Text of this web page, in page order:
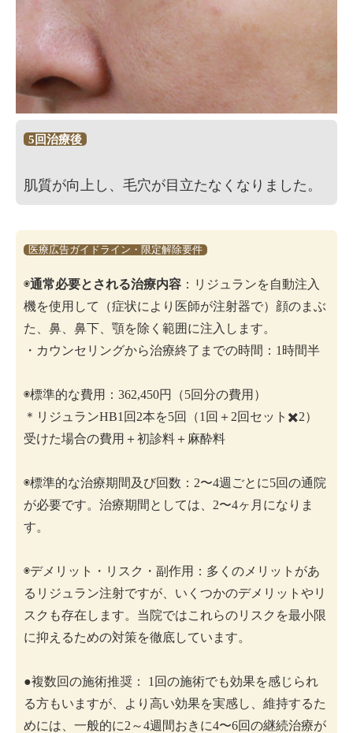
5回治療後
肌質が向上し、毛穴が目立たなくなりました。
医療広告ガイドライン・限定解除要件
◉通常必要とされる治療内容 ：リジュランを自動注入
機を使用して（症状により医師が注射器で）顔のまぶ
た、鼻、鼻下、顎を除く範囲に注入します。
・カウンセリングから治療終了までの時間：1時間半
◉標準的な費用：362,450円（5回分の費用）
＊リジュランHB1回2本を5回（1回＋2回セット✖️2）
受けた場合の費用＋初診料＋麻酔料
◉標準的な治療期間及び回数：2〜4週ごとに5回の通院
が必要です。治療期間としては、2〜4ヶ月になりま
す。
◉デメリット・リスク・副作用：多くのメリットがあ
るリジュラン注射ですが、いくつかのデメリットやリ
スクも存在します。当院ではこれらのリスクを最小限
に抑えるための対策を徹底しています。
●複数回の施術推奨： 1回の施術でも効果を感じられ
る方もいますが、より高い効果を実感し、維持するた
めには、一般的に2～4週間おきに4〜6回の継続治療が